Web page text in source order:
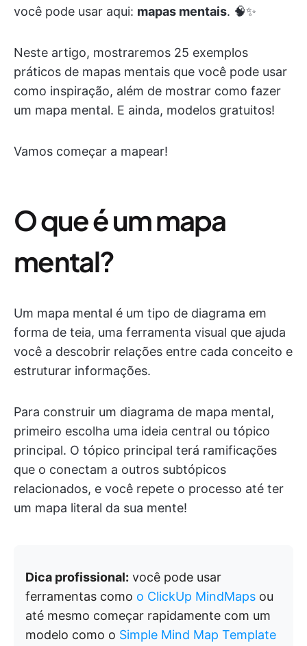
você pode usar aqui: mapas mentais. 🧠✨
Neste artigo, mostraremos 25 exemplos
práticos de mapas mentais que você pode usar
como inspiração, além de mostrar como fazer
um mapa mental. E ainda, modelos gratuitos!
Vamos começar a mapear!
O que é um mapa
mental?
Um mapa mental é um tipo de diagrama em
forma de teia, uma ferramenta visual que ajuda
você a descobrir relações entre cada conceito e
estruturar informações.
Para construir um diagrama de mapa mental,
primeiro escolha uma ideia central ou tópico
principal. O tópico principal terá ramificações
que o conectam a outros subtópicos
relacionados, e você repete o processo até ter
um mapa literal da sua mente!
Dica profissional: você pode usar
ferramentas como o ClickUp MindMaps ou
até mesmo começar rapidamente com um
modelo como o Simple Mind Map Template